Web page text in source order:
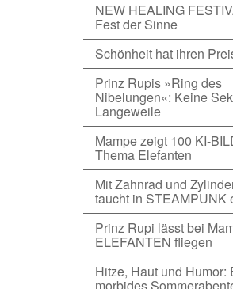
NEW HEALING
Fest der Sinne
Schönheit hat ihren
Prinz Rupis »Ring des
Nibelungen«: Keine
Langeweile
Mampe zeigt 100 KI-
Thema Elefanten
Mit Zahnrad und
taucht in STEAMPUNK
Prinz Rupi lässt bei
ELEFANTEN fliegen
Hitze, Haut und Humor: